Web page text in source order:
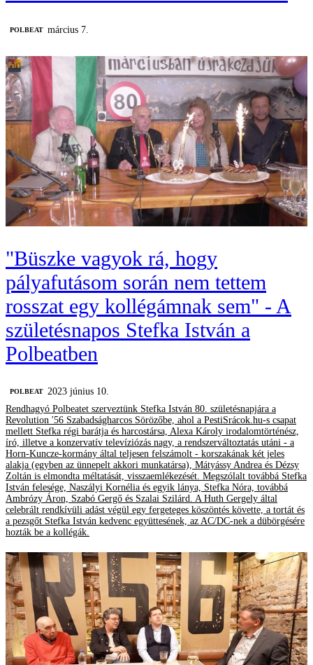
‎POLBEAT március 7.
"Büszke vagyok rá, hogy
pályafutásom során nem tettem
rosszat egy kollégámnak sem" - A
születésnapos Stefka István a
Polbeatben
‎POLBEAT
2023 június 10.
Rendhagyó Polbeatet szerveztünk Stefka István 80. születésnapjára a
Revolution '56 Szabadságharcos Sörözőbe, ahol a PestiSrácok.hu-s csapat
mellett Stefka régi barátja és harcostársa, Alexa Károly irodalomtörténész,
író, illetve a konzervatív televíziózás nagy, a rendszerváltoztatás utáni - a
Horn-Kuncze-kormány által teljesen felszámolt - korszakának két jeles
alakja (egyben az ünnepelt akkori munkatársa), Mátyássy Andrea és Dézsy
Zoltán is elmondta méltatását, visszaemlékezését. Megszólalt továbbá Stefka
István felesége, Naszályi Kornélia és egyik lánya, Stefka Nóra, továbbá
Ambrózy Áron, Szabó Gergő és Szalai Szilárd. A Huth Gergely által
celebrált rendkívüli adást végül egy fergeteges köszöntés követte, a tortát és
a pezsgőt Stefka István kedvenc együttesének, az AC/DC-nek a dübörgésére
hozták be a kollégák.